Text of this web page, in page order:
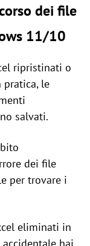
dei file
11/10
ripristinati o
pratica, le
salvati.
dei file
per trovare i
eliminati in